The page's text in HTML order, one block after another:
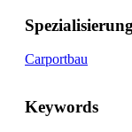
Carportbau
Keywords